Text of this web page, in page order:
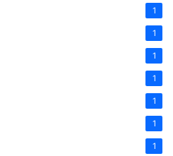
1
1
1
1
1
1
1